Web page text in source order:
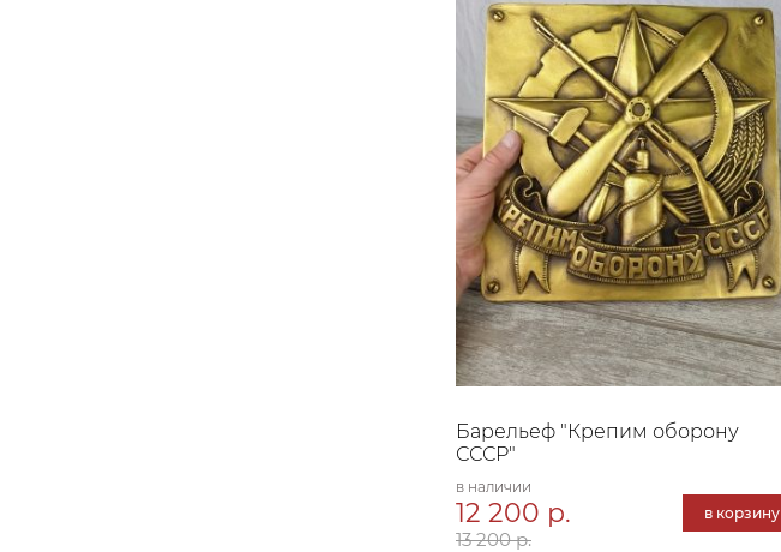
Барельеф "Крепим оборону
СССР"
в наличии
12 200 р.
13 200 р.
в корзину